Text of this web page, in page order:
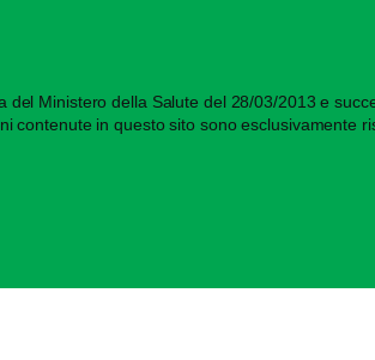
del Ministero della Salute del 28/03/2013 e
contenute in questo sito sono esclusivamente